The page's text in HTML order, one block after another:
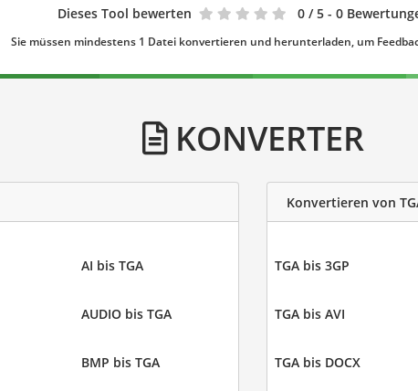
Dieses Tool bewerten 0 / 5 - 0
Sie müssen mindestens 1 Datei konvertieren und herunterladen, um
KONVERTER
AI bis TGA
AUDIO bis TGA
BMP bis TGA
Konvertieren von
TGA bis 3GP
TGA bis AVI
TGA bis DOCX